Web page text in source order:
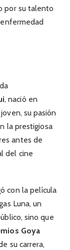
por su talento
, nació en
su pasión
la prestigiosa
antes de
del cine
con la película
Luna, un
sino que
Goya
su carrera,